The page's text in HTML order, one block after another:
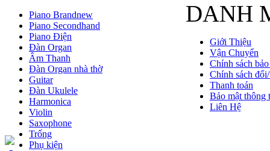
DANH
Piano Brandnew
Piano Secondhand
Piano Điện
Đàn Organ
Âm Thanh
Đàn Organ nhà thờ
Guitar
Đàn Ukulele
Harmonica
Violin
Saxophone
Trống
Phụ kiện
Giới Thiệu
Vận Chuyển
Chính sách
Chính sách
Thanh toán
Bảo mật thông
Liên Hệ